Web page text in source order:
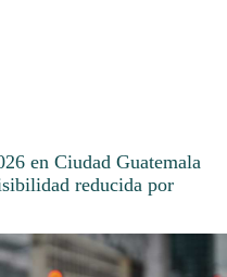
en Ciudad Guatemala
reducida por